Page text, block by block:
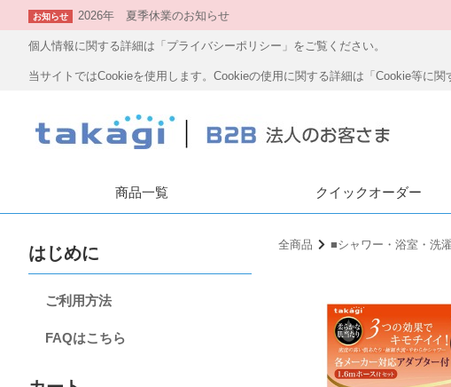
お知らせ 2026年 夏季休業のお知らせ
個人情報に関する詳細は「プライバシーポリシー」をご覧ください。
当サイトではCookieを使用します。Cookieの使用に関する詳細は「Cookie等に関
商品一覧 クイックオーダー
全商品 ■シャワー・浴室・洗
はじめに
ご利用方法
FAQはこちら